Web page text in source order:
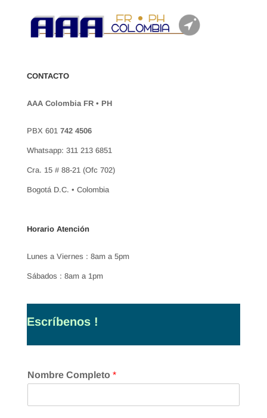
CONTACTO
AAA Colombia FR • PH
PBX 601 742 4506
Whatsapp: 311 213 6851
Cra. 15 # 88-21 (Ofc 702)
Bogotá D.C. • Colombia
Horario Atención
Lunes a Viernes : 8am a 5pm
Sábados : 8am a 1pm
Escríbenos !
Nombre Completo *